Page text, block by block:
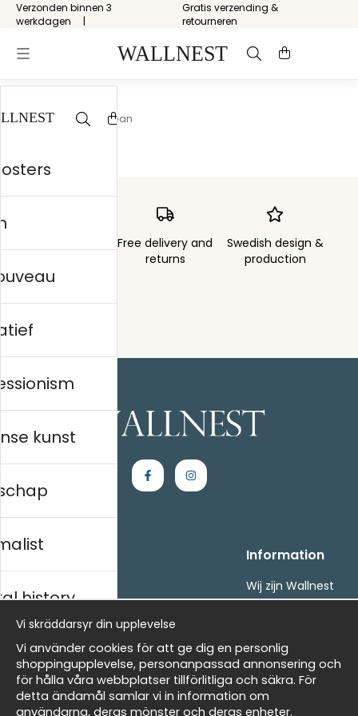
Verzonden binnen 3
werkdagen
Gratis verzending &
retourneren
Start / Tropical Ocean
Free delivery and
returns
Swedish design &
production
Handla
Villkor
- Returer och återbetalningar
Om cookies
Mina favoriter
Information
Wij zijn Wallnest
FAQ
Nieuwsbrief
kunst
history
Vi skräddarsyr din upplevelse
Vi använder cookies för att ge dig en personlig
shoppingupplevelse, personanpassad annonsering och
för hålla våra webbplatser tillförlitliga och säkra. För
detta ändamål samlar vi in information om
användarna, deras mönster och deras enheter.